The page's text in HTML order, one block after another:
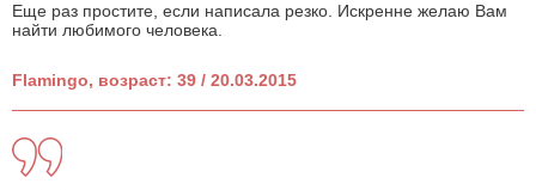
Еще раз простите, если написала резко. Искренне желаю Вам
найти любимого человека.
Flamingo, возраст: 39 / 20.03.2015